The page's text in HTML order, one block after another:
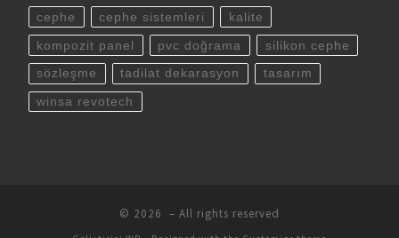
cephe cephe sistemleri kalite
kompozit panel pvc doğrama silikon cephe
sözleşme tadilat dekarasyon tasarım
winsa revotech
© 2026 – All rights reserved